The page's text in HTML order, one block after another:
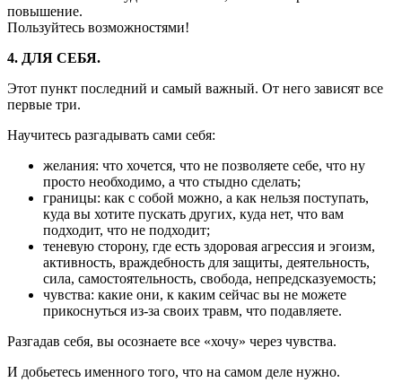
повышение.
Пользуйтесь возможностями!
4. ДЛЯ СЕБЯ.
Этот пункт последний и самый важный. От него зависят все
первые три.
Научитесь разгадывать сами себя:
желания: что хочется, что не позволяете себе, что ну
просто необходимо, а что стыдно сделать;
границы: как с собой можно, а как нельзя поступать,
куда вы хотите пускать других, куда нет, что вам
подходит, что не подходит;
теневую сторону, где есть здоровая агрессия и эгоизм,
активность, враждебность для защиты, деятельность,
сила, самостоятельность, свобода, непредсказуемость;
чувства: какие они, к каким сейчас вы не можете
прикоснуться из-за своих травм, что подавляете.
Разгадав себя, вы осознаете все «хочу» через чувства.
И добьетесь именного того, что на самом деле нужно.